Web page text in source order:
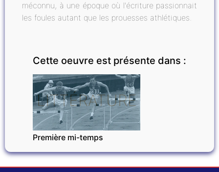
méconnu, à une époque où l'écriture passionnait
les foules autant que les prouesses athlétiques.
Cette oeuvre est présente dans :
LITTÉRATURE
Première mi-temps